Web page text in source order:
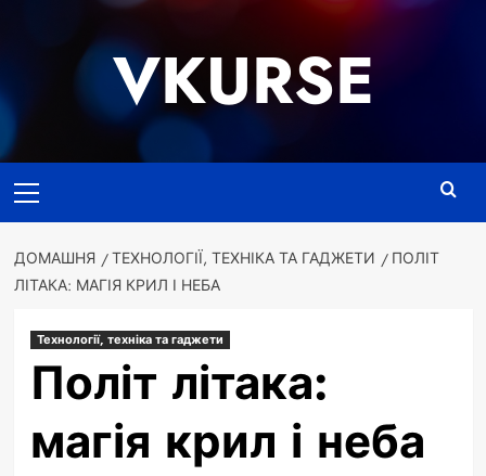
VKURSE
меню
ДОМАШНЯ ТЕХНОЛОГІЇ, ТЕХНІКА ТА ГАДЖЕТИ
ПОЛІТ
ЛІТАКА: МАГІЯ КРИЛ І НЕБА
Технології, техніка та гаджети
Політ літака:
магія крил і неба